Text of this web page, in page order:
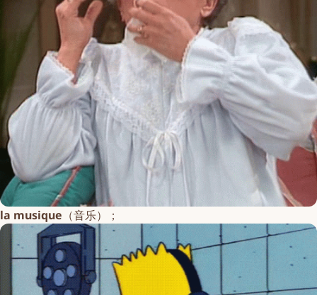
la musique （音乐）；